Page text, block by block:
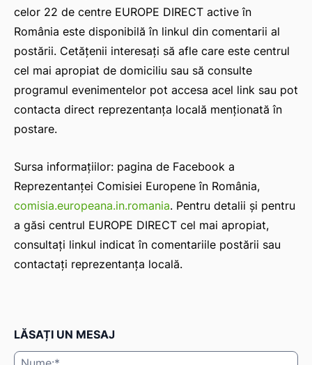
celor 22 de centre EUROPE DIRECT active în
România este disponibilă în linkul din comentarii al
postării. Cetățenii interesați să afle care este centrul
cel mai apropiat de domiciliu sau să consulte
programul evenimentelor pot accesa acel link sau pot
contacta direct reprezentanța locală menționată în
postare.
Sursa informațiilor: pagina de Facebook a
Reprezentanței Comisiei Europene în România,
comisia.europeana.in.romania. Pentru detalii și pentru
a găsi centrul EUROPE DIRECT cel mai apropiat,
consultați linkul indicat în comentariile postării sau
contactați reprezentanța locală.
LĂSAȚI UN MESAJ